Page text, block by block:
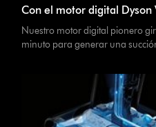
Con el motor digital Dyson
Nuestro motor digital pionero
minuto para generar una